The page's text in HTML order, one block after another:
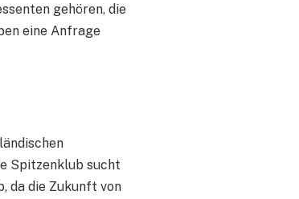
gehören, die
eine Anfrage
Spitzenklub sucht
da die Zukunft von